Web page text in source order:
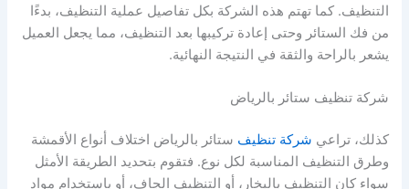
التنظيف. كما تهتم هذه الشركة بكل تفاصيل عملية التنظيف، بدءًا
من فك الستائر وحتى إعادة تركيبها بعد التنظيف، مما يجعل العميل
يشعر بالراحة والثقة في النتيجة النهائية.
شركة تنظيف ستائر بالرياض
كذلك، تراعي شركة تنظيف ستائر بالرياض اختلاف أنواع الأقمشة
وطرق التنظيف المناسبة لكل نوع. فتقوم بتحديد الطريقة الأمثل
سواء كان التنظيف بالبخار، أو التنظيف الجاف، أو باستخدام مواد